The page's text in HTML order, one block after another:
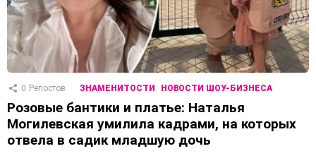
0 Репостов ЗНАМЕНИТОСТИ НОВОСТИ ШОУ-БИЗНЕСА
Розовые бантики и платье: Наталья
Могилевская умилила кадрами, на которых
отвела в садик младшую дочь